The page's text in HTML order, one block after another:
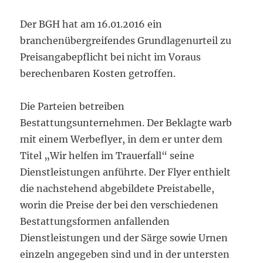
Der BGH hat am 16.01.2016 ein
branchenübergreifendes Grundlagenurteil zu
Preisangabepflicht bei nicht im Voraus
berechenbaren Kosten getroffen.
Die Parteien betreiben
Bestattungsunternehmen. Der Beklagte warb
mit einem Werbeflyer, in dem er unter dem
Titel „Wir helfen im Trauerfall“ seine
Dienstleistungen anführte. Der Flyer enthielt
die nachstehend abgebildete Preistabelle,
worin die Preise der bei den verschiedenen
Bestattungsformen anfallenden
Dienstleistungen und der Särge sowie Urnen
einzeln angegeben sind und in der untersten